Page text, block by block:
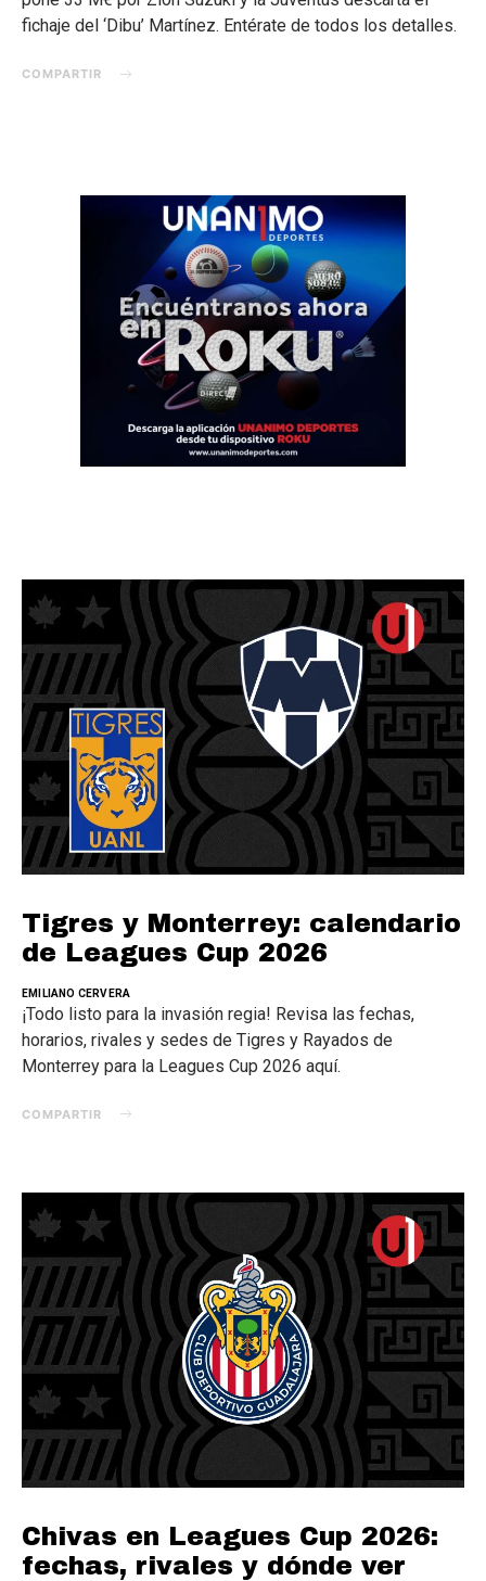
fichaje del ‘Dibu’ Martínez. Entérate de todos los detalles.
COMPARTIR
Tigres y Monterrey: calendario
de Leagues Cup 2026
EMILIANO CERVERA
¡Todo listo para la invasión regia! Revisa las fechas,
horarios, rivales y sedes de Tigres y Rayados de
Monterrey para la Leagues Cup 2026 aquí.
COMPARTIR
Chivas en Leagues Cup 2026:
fechas, rivales y dónde ver